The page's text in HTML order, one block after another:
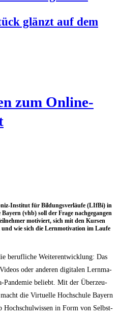
glänzt auf dem
zum Online-
Insti­tut für Bil­dungs­ver­läu­fe (LIf­Bi) in
(vhb) soll der Fra­ge nach­ge­gan­gen
moti­viert, sich mit den Kur­sen
wie sich die Lern­mo­ti­va­ti­on im Lau­fe
beruf­li­che Wei­ter­ent­wick­lung: Das
oder ande­ren digi­ta­len Lern­ma­
Pan­de­mie beliebt. Mit der Über­zeu­
die Vir­tu­el­le Hoch­schu­le Bay­ern
in Form von Selbst­